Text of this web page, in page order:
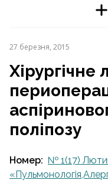
27 березня, 2015
Хірургічне
поліпозу
Номер: № 1(17)